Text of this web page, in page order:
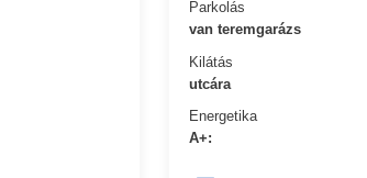
Parkolás
van teremgarázs
Kilátás
utcára
Energetika
A+: